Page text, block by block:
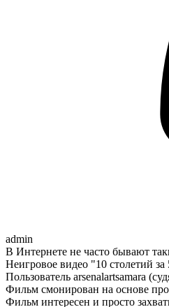
admin
В Интернете не часто бывают
Неигровое видео "10 столетий
Пользователь arsenalartsamara
Фильм смонирован на основе
Фильм интересен и просто